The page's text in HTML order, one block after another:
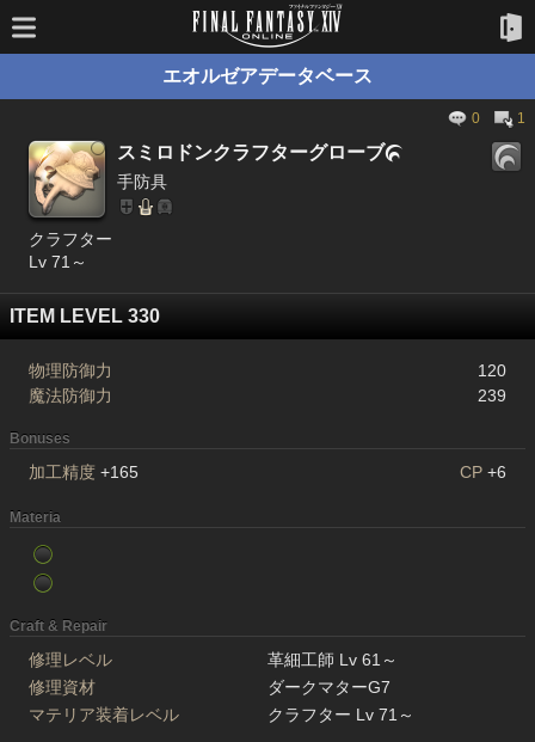
エオルゼアデータベース
0 1
スミロドンクラフターグローブ
手防具
クラフター
Lv 71～
ITEM LEVEL 330
物理防御力
120
魔法防御力
239
Bonuses
加工精度 +165 CP +6
Materia
Craft & Repair
修理レベル
革細工師 Lv 61～
修理資材
ダークマターG7
マテリア装着レベル
クラフター Lv 71～